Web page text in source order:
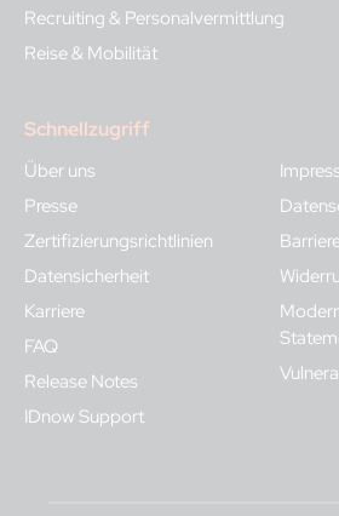
Recruiting & Personalvermittlung
Reise & Mobilität
Schnellzugriff
Über uns
Presse
Zertifizierungsrichtlinien
Datensicherheit
Karriere
FAQ
Release Notes
IDnow Support